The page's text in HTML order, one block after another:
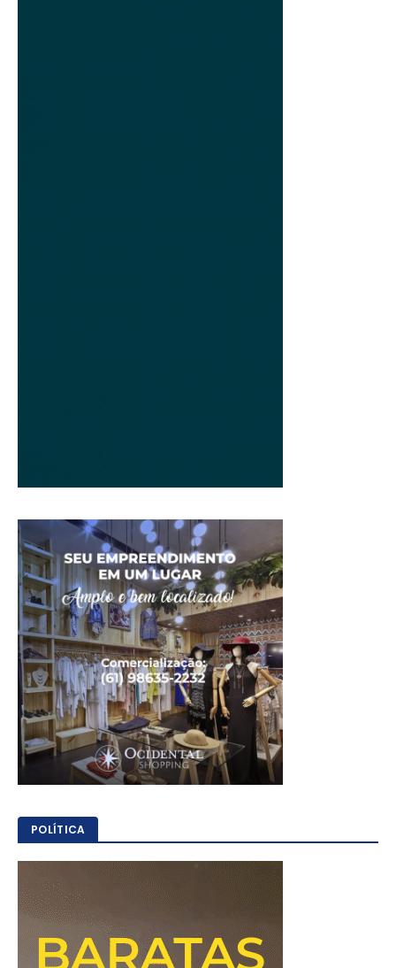
POLÍTICA